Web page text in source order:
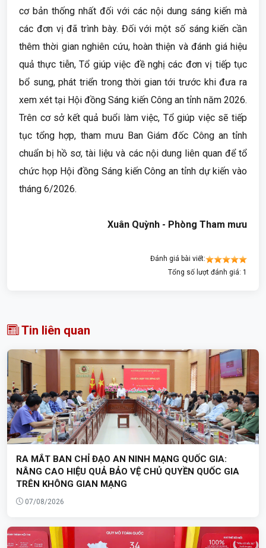
cơ bản thống nhất đối với các nội dung sáng kiến mà
các đơn vị đã trình bày. Đối với một số sáng kiến cần
thêm thời gian nghiên cứu, hoàn thiện và đánh giá hiệu
quả thực tiễn, Tổ giúp việc đề nghị các đơn vị tiếp tục
bổ sung, phát triển trong thời gian tới trước khi đưa ra
xem xét tại Hội đồng Sáng kiến Công an tỉnh năm 2026.
Trên cơ sở kết quả buổi làm việc, Tổ giúp việc sẽ tiếp
tục tổng hợp, tham mưu Ban Giám đốc Công an tỉnh
chuẩn bị hồ sơ, tài liệu và các nội dung liên quan để tổ
chức họp Hội đồng Sáng kiến Công an tỉnh dự kiến vào
tháng 6/2026.
Xuân Quỳnh - Phòng Tham mưu
Đánh giá bài viết:
Tổng số lượt đánh giá: 1
Tin liên quan
RA MẮT BAN CHỈ ĐẠO AN NINH MẠNG QUỐC GIA:
NÂNG CAO HIỆU QUẢ BẢO VỆ CHỦ QUYỀN QUỐC GIA
TRÊN KHÔNG GIAN MẠNG
07/08/2026